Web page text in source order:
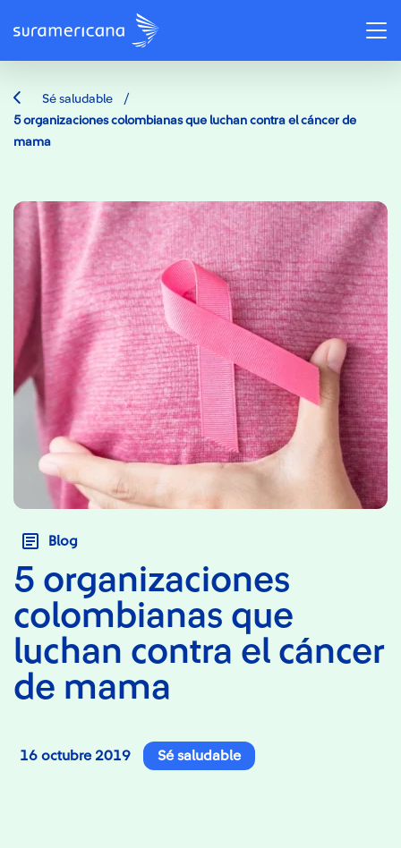
Sé saludable /
5 organizaciones colombianas que luchan contra el cáncer de
mama
Blog
5 organizaciones
colombianas que
luchan contra el cáncer
de mama
16 octubre 2019 Sé saludable